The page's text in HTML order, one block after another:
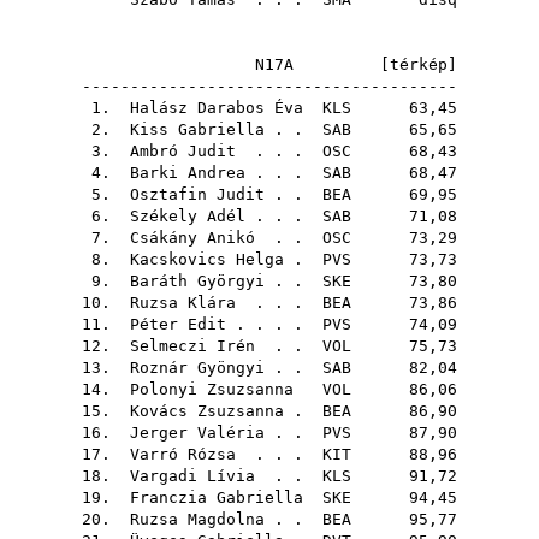
N17A [ térkép
---------------------------------------
1. Halász Darabos Éva KLS 63,45
2. Kiss Gabriella . . SAB 65,65
3. Ambró Judit . . . OSC 68,43
4. Barki Andrea . . . SAB 68,47
5. Osztafin Judit . . BEA 69,95
6. Székely Adél . . . SAB 71,08
7. Csákány Anikó . . OSC 73,29
8. Kacskovics Helga . PVS 73,73
9. Baráth Györgyi . . SKE 73,80
10. Ruzsa Klára . . . BEA 73,86
11. Péter Edit . . . . PVS 74,09
12. Selmeczi Irén . . VOL 75,73
13. Roznár Gyöngyi . . SAB 82,04
14. Polonyi Zsuzsanna VOL 86,06
15. Kovács Zsuzsanna . BEA 86,90
16. Jerger Valéria . . PVS 87,90
17. Varró Rózsa . . . KIT 88,96
18. Vargadi Lívia . . KLS 91,72
19. Franczia Gabriella SKE 94,45
20. Ruzsa Magdolna . . BEA 95,77